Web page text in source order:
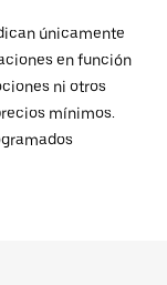
únicamente
en función
ni otros
mínimos.